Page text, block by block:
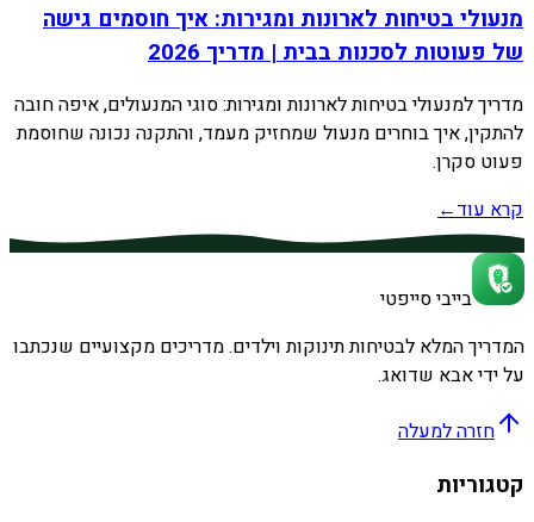
מנעולי בטיחות לארונות ומגירות: איך חוסמים גישה
של פעוטות לסכנות בבית | מדריך 2026
מדריך למנעולי בטיחות לארונות ומגירות: סוגי המנעולים, איפה חובה
להתקין, איך בוחרים מנעול שמחזיק מעמד, והתקנה נכונה שחוסמת
פעוט סקרן.
קרא עוד←
בייבי סייפטי
המדריך המלא לבטיחות תינוקות וילדים. מדריכים מקצועיים שנכתבו
על ידי אבא שדואג.
חזרה למעלה
קטגוריות